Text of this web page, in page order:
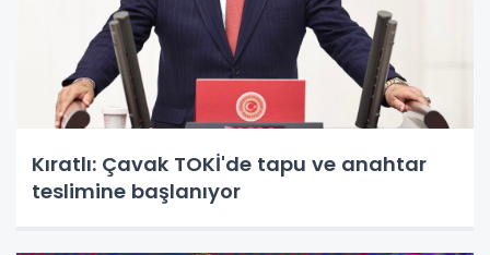
Kıratlı: Çavak TOKİ'de tapu ve anahtar
teslimine başlanıyor